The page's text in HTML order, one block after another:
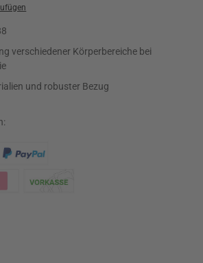
verschiedener Körperbereiche bei
und robuster Bezug